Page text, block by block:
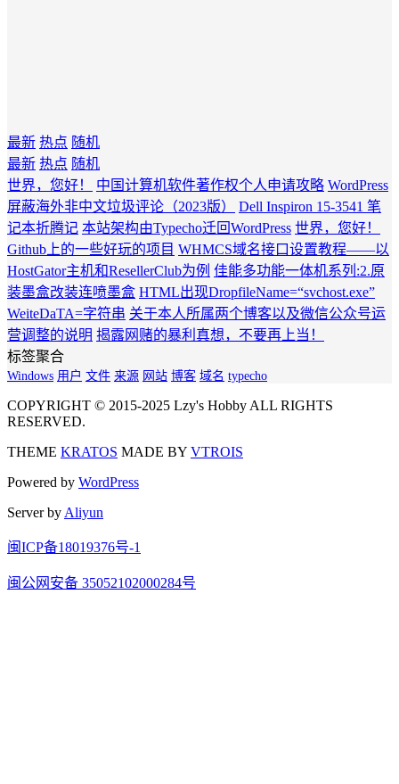
最新 热点 随机
最新 热点 随机
世界，您好！
中国计算机软件著作权个人申请攻略 WordPress
屏蔽海外非中文垃圾评论（2023版）
Dell Inspiron 15-3541 笔
记本折腾记 本站架构由Typecho迁回WordPress 世界，您好！
Github上的一些好玩的项目 WHMCS域名接口设置教程——以
HostGator主机和ResellerClub为例 佳能多功能一体机系列:2.原
装墨盒改装连喷墨盒 HTML出现DropfileName=“svchost.exe”
WeiteDaTA=字符串 关于本人所属两个博客以及微信公众号运
营调整的说明 揭露网赌的暴利真想，不要再上当！
标签聚合
Windows 用户 文件 来源 网站 博客 域名 typecho
COPYRIGHT © 2015-2025 Lzy's Hobby ALL RIGHTS
RESERVED.
THEME KRATOS MADE BY VTROIS
Powered by WordPress
Server by Aliyun
闽ICP备18019376号-1
闽公网安备 35052102000284号